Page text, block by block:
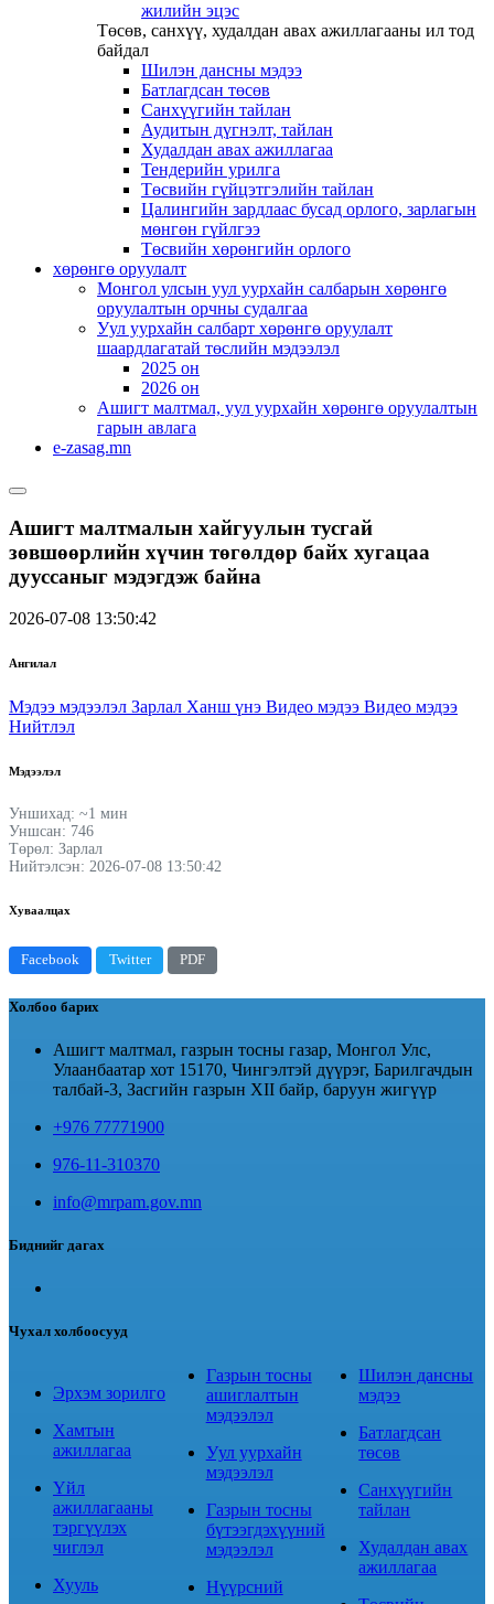
жилийн эцэс
Төсөв, санхүү, худалдан авах ажиллагааны ил тод
байдал
Шилэн дансны мэдээ
Батлагдсан төсөв
Санхүүгийн тайлан
Аудитын дүгнэлт, тайлан
Худалдан авах ажиллагаа
Тендерийн урилга
Төсвийн гүйцэтгэлийн тайлан
Цалингийн зардлаас бусад орлого, зарлагын
мөнгөн гүйлгээ
Төсвийн хөрөнгийн орлого
хөрөнгө оруулалт
Монгол улсын уул уурхайн салбарын хөрөнгө
оруулалтын орчны судалгаа
Уул уурхайн салбарт хөрөнгө оруулалт
шаардлагатай төслийн мэдээлэл
2025 он
2026 он
Ашигт малтмал, уул уурхайн хөрөнгө оруулалтын
гарын авлага
e-zasag.mn
Ашигт малтмалын хайгуулын тусгай
зөвшөөрлийн хүчин төгөлдөр байх хугацаа
дууссаныг мэдэгдэж байна
2026-07-08 13:50:42
Ангилал
Мэдээ мэдээлэл Зарлал Ханш үнэ Видео мэдээ Видео мэдээ
Нийтлэл
Мэдээлэл
Уншихад: ~1 мин
Уншсан: 746
Төрөл: Зарлал
Нийтэлсэн: 2026-07-08 13:50:42
Хуваалцах
Facebook Twitter PDF
Холбоо барих
Ашигт малтмал, газрын тосны газар, Монгол Улс,
Улаанбаатар хот 15170, Чингэлтэй дүүрэг, Барилгачдын
талбай-3, Засгийн газрын XII байр, баруун жигүүр
+976 77771900
976-11-310370
info@mrpam.gov.mn
Биднийг дагах
Чухал холбоосууд
Эрхэм зорилго
Хамтын
ажиллагаа
Үйл
ажиллагааны
тэргүүлэх
чиглэл
Хууль
Газрын тосны
ашиглалтын
мэдээлэл
Уул уурхайн
мэдээлэл
Газрын тосны
бүтээгдэхүүний
мэдээлэл
Нүүрсний
Шилэн дансны
мэдээ
Батлагдсан
төсөв
Санхүүгийн
тайлан
Худалдан авах
ажиллагаа